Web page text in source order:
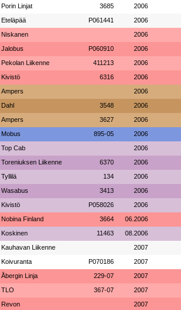
Porin Linjat 3685 2006
Eteläpää P061441 2006
Niskanen 2006
Jalobus P060910 2006
Pekolan Liikenne 411213 2006
Kivistö 6316 2006
Ampers 2006
Dahl 3548 2006
Ampers 3627 2006
Mobus 895-05 2006
Top Cab 2006
Toreniuksen Liikenne 6370 2006
Tyllilä 134 2006
Wasabus 3413 2006
Kivistö P058026 2006
Nobina Finland 3664 06.2006
Koskinen 11463 08.2006
Kauhavan Liikenne 2007
Koivuranta P070186 2007
Åbergin Linja 229-07 2007
TLO 367-07 2007
Revon 2007